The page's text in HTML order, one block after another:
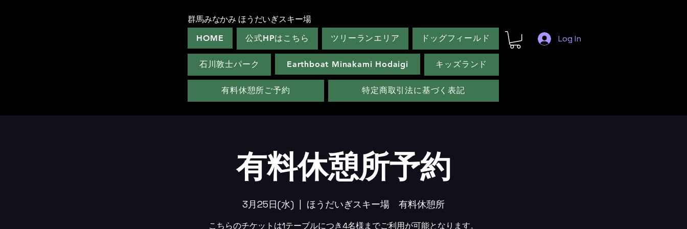
群馬みなかみ ほうだいぎスキー場
HOME 公式HPはこちら ツリーランエリア ドッグフィールド
石川敦士パーク Earthboat Minakami Hodaigi キッズランド
有料休憩所ご予約 特定商取引法に基づく表記
Log In
有料休憩所予約
3月25日(水) ほうだいぎスキー場 有料休憩所
こちらのチケットは1テーブルにつき4名様までご利用が可能となります。